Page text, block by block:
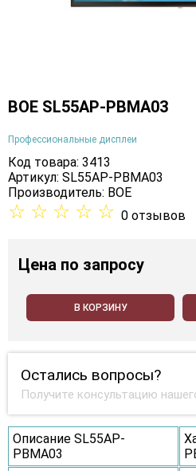
BOE SL55AP-PBMA03
Профессиональные дисплеи
Код товара: 3413
Артикул: SL55AP-PBMA03
Производитель: BOE
☆ ☆ ☆ ☆ ☆ 0 отзывов
Цена по запросу
В КОРЗИНУ
Остались вопросы?
Получите консультацию
Описание SL55AP-
PBMA03